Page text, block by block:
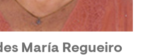
María Regueiro